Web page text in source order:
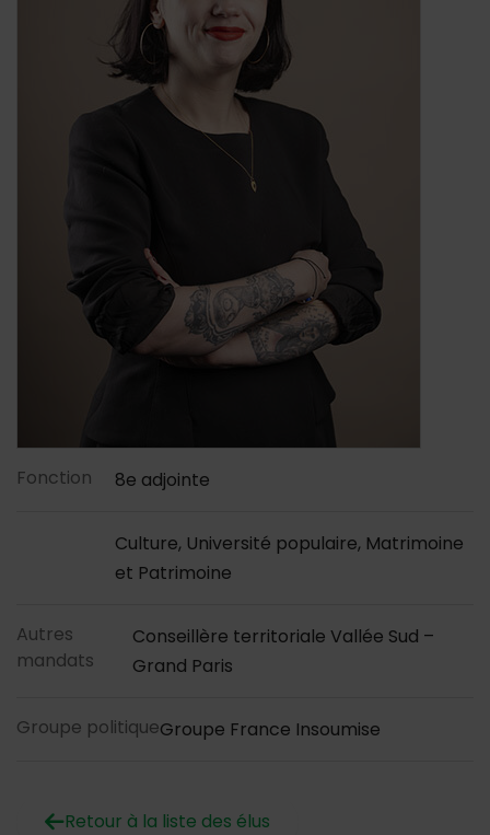
Contenu de la fiche
Fonction 8e adjointe
Culture, Université populaire, Matrimoine
et Patrimoine
Autres
mandats
Conseillère territoriale Vallée Sud –
Grand Paris
Groupe politiqueGroupe France Insoumise
Retour à la liste des élus